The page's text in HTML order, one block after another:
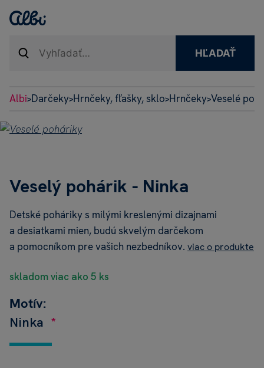
HĽADAŤ
Albi>Darčeky>Hrnčeky, fľašky, sklo>Hrnčeky>Veselé
Veselý pohárik - Ninka
Detské poháriky s milými kreslenými dizajnami
a desiatkami mien, budú skvelým darčekom
a pomocníkom pre vašich nezbedníkov. viac o produkte
skladom viac ako 5 ks
Motív:
Ninka